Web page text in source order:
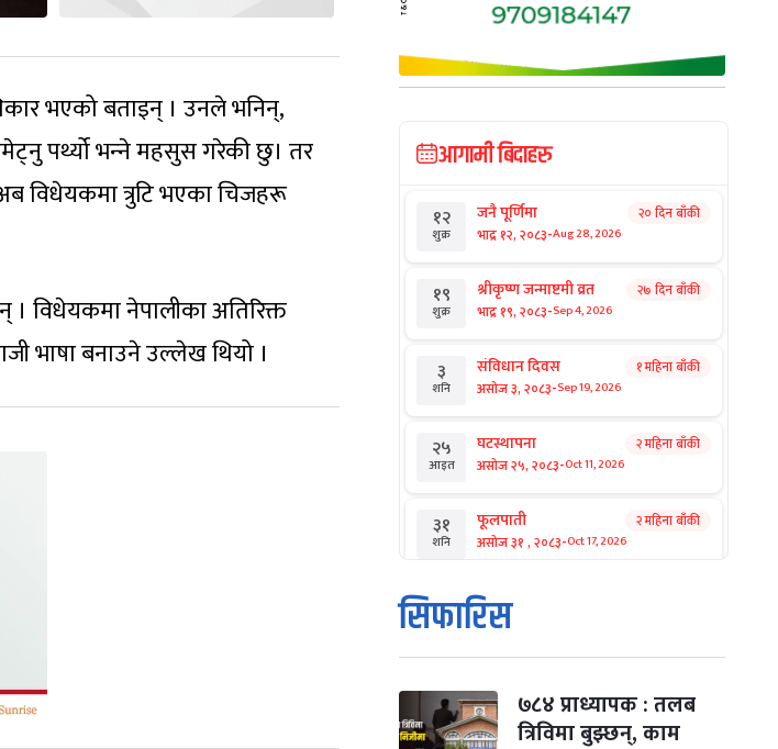
भएको बताइन् । उनले भनिन्,
पर्थ्यो भन्‍ने महसुस गरेकी छु। तर
विधेयकमा त्रुटि भएका चिजहरू
। विधेयकमा नेपालीका अतिरिक्त
भाषा बनाउने उल्लेख थियो ।
आगामी बिदाहरु
१२
शुक्र
जनै पूर्णिमा
भाद्र १२, २०८३-Aug 28, 2026
२० दिन बाँकी
१९
शुक्र
श्रीकृष्ण जन्माष्टमी व्रत
भाद्र १९, २०८३-Sep 4, 2026
२७ दिन बाँकी
३
शनि
संविधान दिवस
असोज ३, २०८३-Sep 19, 2026
१ महिना बाँकी
२५
आइत
घटस्थापना
असोज २५, २०८३-Oct 11, 2026
२ महिना बाँकी
३१
शनि
फूलपाती
असोज ३१ , २०८३-Oct 17, 2026
२ महिना बाँकी
१
आइत
कार्तिक सङ्क्रान्ति
कार्तिक १, २०८३
मंगल कार्तिक ३, २०८३ -Oct 20, 2026
सिफारिस
७८४ प्राध्यापक : तलब
त्रिविमा बुझ्छन्, काम